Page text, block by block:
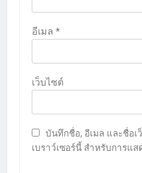
อีเมล *
เว็บไซต์
บันทึกชื่อ, อีเมล และชื่อ
เบราว์เซอร์นี้ สำหรับการแ